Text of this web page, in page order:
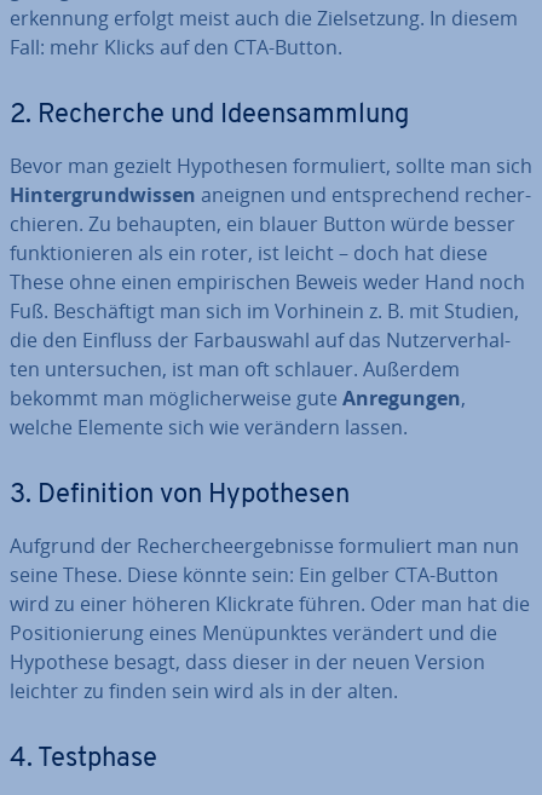
er­ken­nung erfolgt meist auch die Ziel­set­zung. In diesem
Fall: mehr Klicks auf den CTA-Button.
2. Recherche und Ideen­samm­lung
Bevor man gezielt Hy­po­the­sen for­mu­liert, sollte man sich
Hin­ter­grund­wis­sen aneignen und ent­spre­chend re­cher­
chie­ren. Zu behaupten, ein blauer Button würde besser
funk­tio­nie­ren als ein roter, ist leicht – doch hat diese
These ohne einen em­pi­ri­schen Beweis weder Hand noch
Fuß. Be­schäf­tigt man sich im Vorhinein z. B. mit Studien,
die den Einfluss der Farb­aus­wahl auf das Nut­zer­ver­hal­
ten un­ter­su­chen, ist man oft schlauer. Außerdem
bekommt man mög­li­cher­wei­se gute An­re­gun­gen,
welche Elemente sich wie verändern lassen.
3. De­fi­ni­ti­on von Hy­po­the­sen
Aufgrund der Re­cher­che­er­geb­nis­se for­mu­liert man nun
seine These. Diese könnte sein: Ein gelber CTA-Button
wird zu einer höheren Klickrate führen. Oder man hat die
Po­si­tio­nie­rung eines Me­nü­punk­tes verändert und die
Hypothese besagt, dass dieser in der neuen Version
leichter zu finden sein wird als in der alten.
4. Testphase